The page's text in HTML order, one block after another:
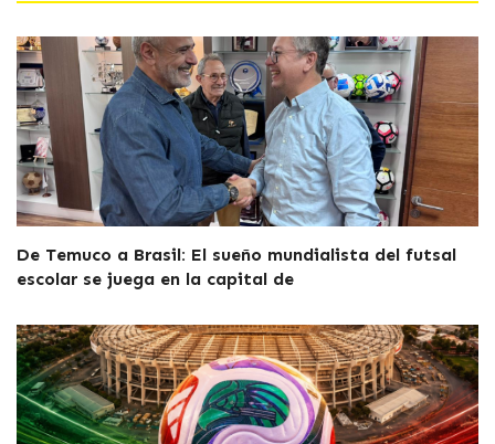
De Temuco a Brasil: El sueño mundialista del futsal
escolar se juega en la capital de